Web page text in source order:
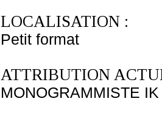
LOCALISATION :
Petit format
ATTRIBUTION
MONOGRAMMISTE IK